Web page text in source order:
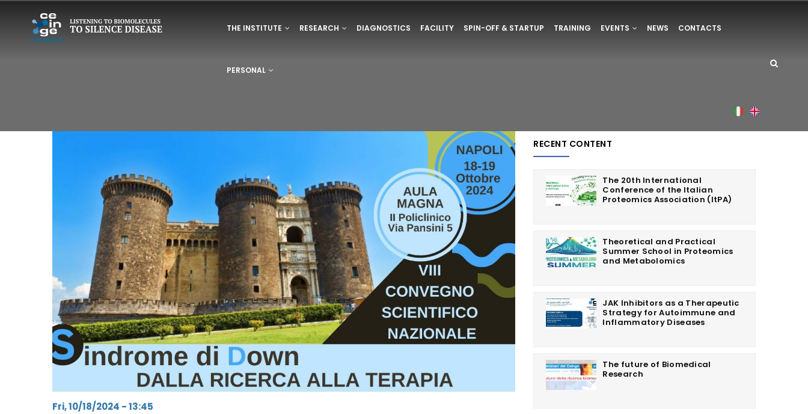
PRINCIPALE
THE INSTITUTE RESEARCH DIAGNOSTICS FACILITY SPIN-OFF & STARTUP TRAINING EVENTS NEWS CONTACTS
PERSONAL
Italian
Fri, 10/18/2024 - 13:45
RECENT CONTENT
The 20th International
Conference of the Italian
Proteomics Association (ItPA)
Theoretical and Practical
Summer School in Proteomics
and Metabolomics
JAK Inhibitors as a Therapeutic
Strategy for Autoimmune and
Inflammatory Diseases
The future of Biomedical
Research